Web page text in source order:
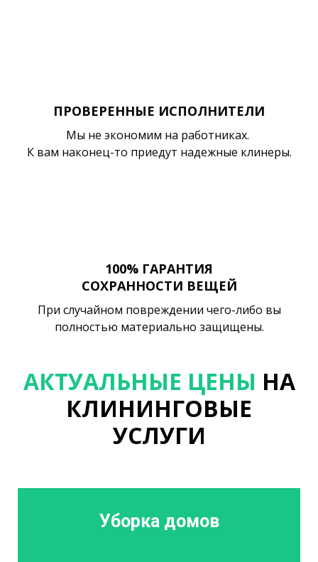
ПРОВЕРЕННЫЕ ИСПОЛНИТЕЛИ
Мы не экономим на работниках.
К вам наконец-то приедут надежные клинеры.
100% ГАРАНТИЯ
СОХРАННОСТИ ВЕЩЕЙ
При случайном повреждении чего-либо вы
полностью материально защищены.
АКТУАЛЬНЫЕ ЦЕНЫ НА
КЛИНИНГОВЫЕ
УСЛУГИ
Уборка домов